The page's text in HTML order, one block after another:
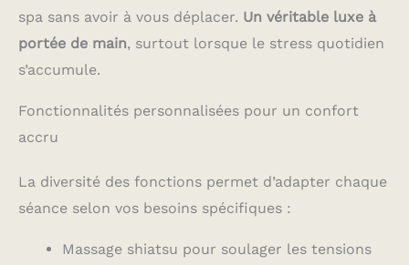
spa sans avoir à vous déplacer. Un véritable luxe à
portée de main, surtout lorsque le stress quotidien
s’accumule.
Fonctionnalités personnalisées pour un confort
accru
La diversité des fonctions permet d’adapter chaque
séance selon vos besoins spécifiques :
Massage shiatsu pour soulager les tensions